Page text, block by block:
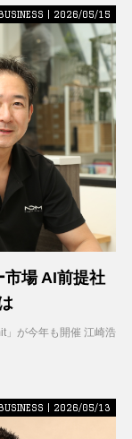
| 2026/05/15
市場 AI前提社
」が今年も開催 江崎浩
| 2026/05/13